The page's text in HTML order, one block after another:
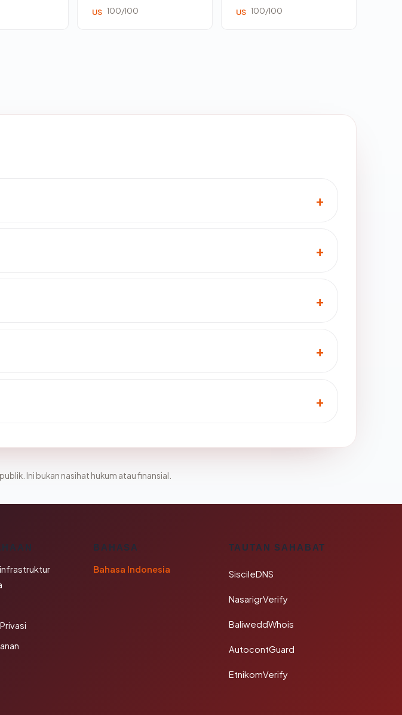
US 100/100 US 100/100
Ini bukan nasihat hukum atau finansial.
BAHASA
Bahasa Indonesia
TAUTAN SAHABAT
SiscileDNS
NasarigrVerify
BaliweddWhois
AutocontGuard
EtnikomVerify